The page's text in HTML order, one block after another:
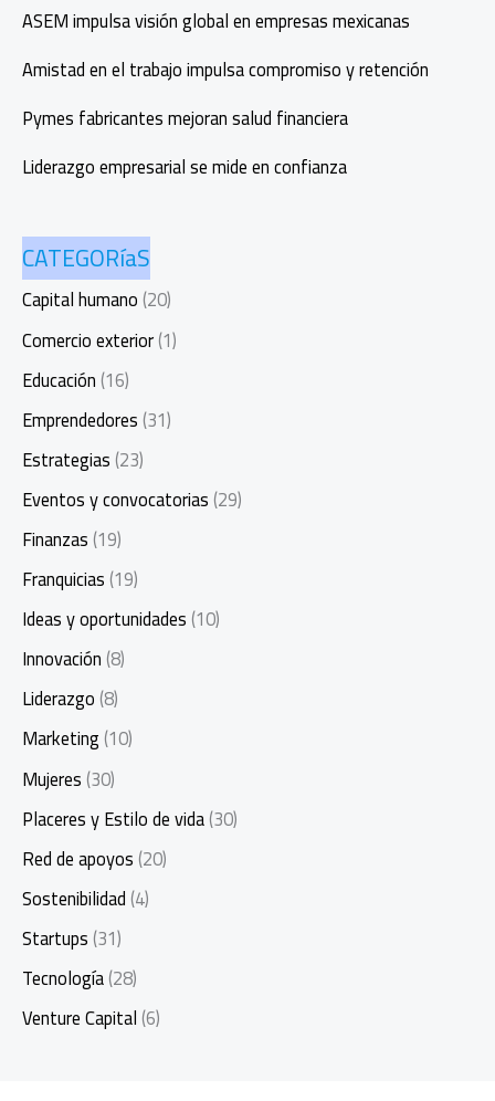
ASEM impulsa visión global en empresas mexicanas
Amistad en el trabajo impulsa compromiso y retención
Pymes fabricantes mejoran salud financiera
Liderazgo empresarial se mide en confianza
CATEGORíaS
Capital humano(20)
Comercio exterior(1)
Educación(16)
Emprendedores(31)
Estrategias(23)
Eventos y convocatorias(29)
Finanzas(19)
Franquicias(19)
Ideas y oportunidades(10)
Innovación(8)
Liderazgo(8)
Marketing(10)
Mujeres(30)
Placeres y Estilo de vida(30)
Red de apoyos(20)
Sostenibilidad(4)
Startups(31)
Tecnología(28)
Venture Capital(6)